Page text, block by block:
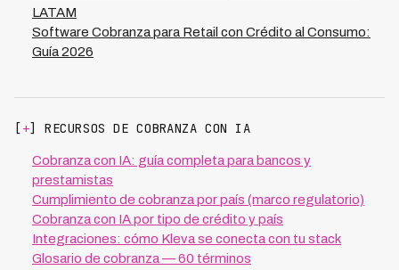
LATAM
Software Cobranza para Retail con Crédito al Consumo:
Guía 2026
[+] RECURSOS DE COBRANZA CON IA
Cobranza con IA: guía completa para bancos y
prestamistas
Cumplimiento de cobranza por país (marco regulatorio)
Cobranza con IA por tipo de crédito y país
Integraciones: cómo Kleva se conecta con tu stack
Glosario de cobranza — 60 términos